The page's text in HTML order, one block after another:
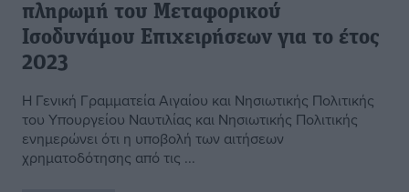
πληρωμή του Μεταφορικού
Ισοδυνάμου Επιχειρήσεων για το έτος
2023
Η Γενική Γραμματεία Αιγαίου και Νησιωτικής Πολιτικής
του Υπουργείου Ναυτιλίας και Νησιωτικής Πολιτικής
ενημερώνει ότι η υποβολή των αιτήσεων
χρηματοδότησης από τις ...